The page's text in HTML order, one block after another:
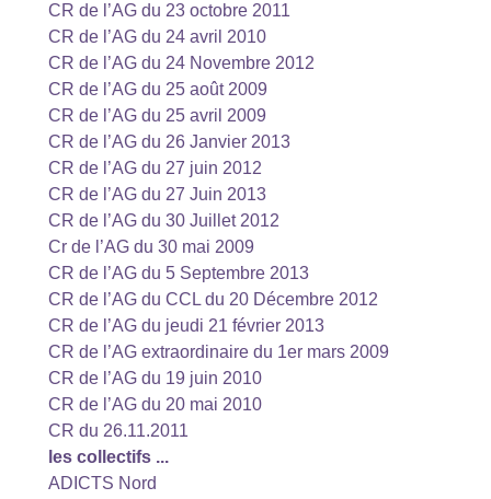
CR de l’AG du 23 octobre 2011
CR de l’AG du 24 avril 2010
CR de l’AG du 24 Novembre 2012
CR de l’AG du 25 août 2009
CR de l’AG du 25 avril 2009
CR de l’AG du 26 Janvier 2013
CR de l’AG du 27 juin 2012
CR de l’AG du 27 Juin 2013
CR de l’AG du 30 Juillet 2012
Cr de l’AG du 30 mai 2009
CR de l’AG du 5 Septembre 2013
CR de l’AG du CCL du 20 Décembre 2012
CR de l’AG du jeudi 21 février 2013
CR de l’AG extraordinaire du 1er mars 2009
CR de l’AG du 19 juin 2010
CR de l’AG du 20 mai 2010
CR du 26.11.2011
les collectifs ...
ADICTS Nord